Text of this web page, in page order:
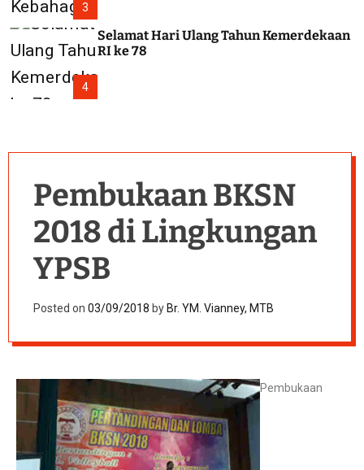
3
4
Selamat Hari Ulang Tahun Kemerdekaan
RI ke 78
Pembukaan BKSN
2018 di Lingkungan
YPSB
Posted on 03/09/2018 by Br. YM. Vianney, MTB
Pembukaan